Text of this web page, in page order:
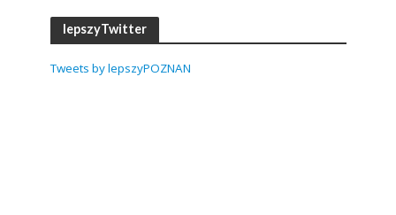
lepszyTwitter
Tweets by lepszyPOZNAN